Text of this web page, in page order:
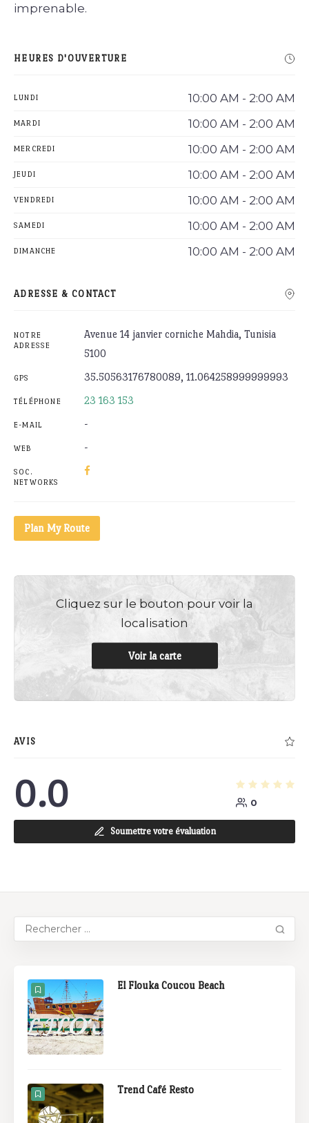
imprenable.
HEURES D'OUVERTURE
LUNDI 10:00 AM - 2:00 AM
MARDI 10:00 AM - 2:00 AM
MERCREDI 10:00 AM - 2:00 AM
JEUDI 10:00 AM - 2:00 AM
VENDREDI 10:00 AM - 2:00 AM
SAMEDI 10:00 AM - 2:00 AM
DIMANCHE 10:00 AM - 2:00 AM
ADRESSE & CONTACT
NOTRE
ADRESSE
Avenue 14 janvier corniche Mahdia, Tunisia
5100
GPS 35.50563176780089, 11.064258999999993
TÉLÉPHONE 23 163 153
E-MAIL -
WEB -
SOC.
NETWORKS
Plan My Route
Cliquez sur le bouton pour voir la
localisation
Voir la carte
AVIS
0.0 0
Soumettre votre évaluation
El Flouka Coucou Beach
Trend Café Resto